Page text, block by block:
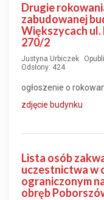
Drugie
zabudowanej
Większycach ul.
270/2
Justyna Urbiczek
Odsłony: 424
ogłoszenie o
zdjęcie budynku
Lista osób
uczestnictwa w
ograniczonym
obręb